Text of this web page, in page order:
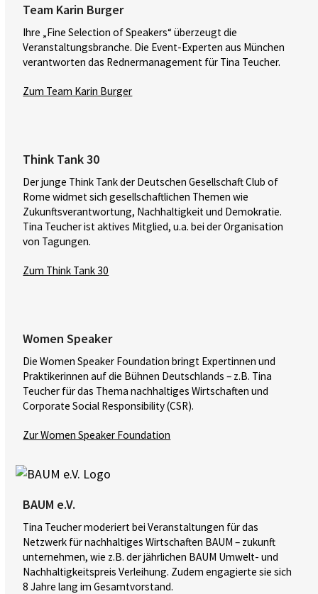
Team Karin Burger
Ihre „Fine Selection of Speakers“ überzeugt die
Veranstaltungs­branche. Die Event-Experten aus München
verant­worten das Redner­management für Tina Teucher.
Zum Team Karin Burger
Think Tank 30
Der junge Think Tank der Deutschen Gesellschaft Club of
Rome widmet sich gesellschaftlichen Themen wie
Zukunftsverantwortung, Nachhaltigkeit und Demokratie.
Tina Teucher ist aktives Mitglied, u.a. bei der Organisation
von Tagungen.
Zum Think Tank 30
Women Speaker
Die Women Speaker Foundation bringt Expertinnen und
Praktikerinnen auf die Bühnen Deutschlands – z.B. Tina
Teucher für das Thema nachhaltiges Wirtschaften und
Corporate Social Responsibility (CSR).
Zur Women Speaker Foundation
BAUM e.V.
Tina Teucher moderiert bei Veranstaltungen für das
Netzwerk für nachhaltiges Wirtschaften BAUM – zukunft
unternehmen, wie z.B. der jährlichen BAUM Umwelt- und
Nachhaltigkeitspreis Verleihung. Zudem engagierte sie sich
8 Jahre lang im Gesamtvorstand.